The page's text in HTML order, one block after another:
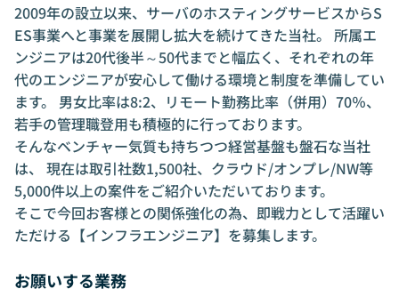
2009年の設立以来、サーバのホスティングサービスからS
ES事業へと事業を展開し拡大を続けてきた当社。 所属エ
ンジニアは20代後半～50代までと幅広く、それぞれの年
代のエンジニアが安心して働ける環境と制度を準備してい
ます。 男女比率は8:2、リモート勤務比率（併用）70％、
若手の管理職登用も積極的に行っております。
そんなベンチャー気質も持ちつつ経営基盤も盤石な当社
は、 現在は取引社数1,500社、クラウド/オンプレ/NW等
5,000件以上の案件をご紹介いただいております。
そこで今回お客様との関係強化の為、即戦力として活躍い
ただける【インフラエンジニア】を募集します。
お願いする業務